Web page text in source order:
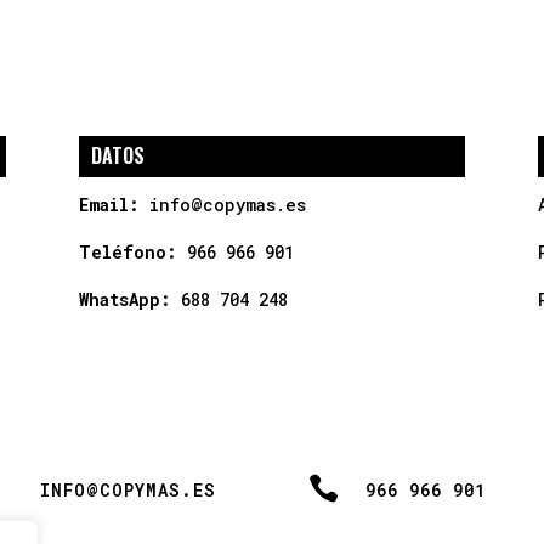
DATOS
Email: info@copymas.es
Teléfono: 966 966 901
WhatsApp: 688 704 248
INFO@COPYMAS.ES  966 966 901